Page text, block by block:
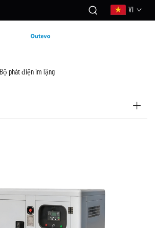
VI
Bộ phát điện im lặng